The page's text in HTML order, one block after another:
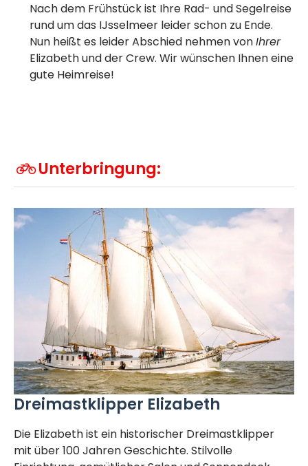
Nach dem Frühstück ist Ihre Rad- und Segelreise
rund um das IJsselmeer leider schon zu Ende.
Nun heißt es leider Abschied nehmen vonIhrer
Elizabeth und der Crew. Wir wünschen Ihnen eine
gute Heimreise!
Unterbringung:
Dreimastklipper Elizabeth
Die Elizabeth ist ein historischer Dreimastklipper
mit über 100 Jahren Geschichte. Stilvolle